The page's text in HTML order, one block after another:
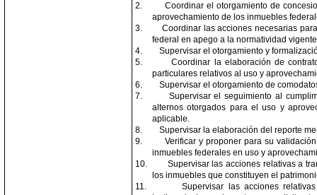
2.
Coordinar el otorgamiento de
aprovechamiento de los inmuebles
3.
Coordinar las acciones necesarias
federal en apego a la normatividad
4.
Supervisar el otorgamiento y
5.
Coordinar la elaboración de
particulares relativos al uso y
6.
Supervisar el otorgamiento de
7.
Supervisar el seguimiento al
alternos otorgados para el uso y
aplicable.
8.
Supervisar la elaboración del reporte
9.
Verificar y proponer para su
inmuebles federales en uso y
10.
Supervisar las acciones relativas a
los inmuebles que constituyen el
11.
Supervisar las acciones